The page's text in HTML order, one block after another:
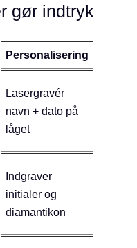
gør indtryk
Personalisering
Lasergravér
navn + dato på
låget
Indgraver
initialer og
diamantikon